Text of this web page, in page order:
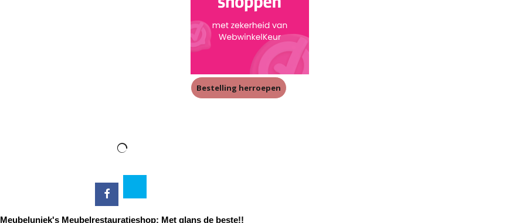
Bestelling herroepen
Meubeluniek's Meubelrestauratieshop: Met glans de beste!!